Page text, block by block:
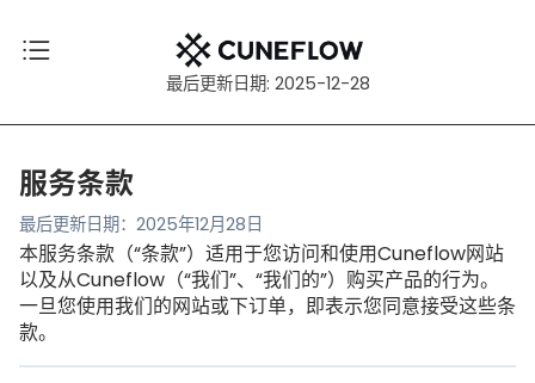
最后更新日期: 2025-12-28
服务条款
最后更新日期：2025年12月28日
本服务条款（“条款”）适用于您访问和使用Cuneflow网站
以及从Cuneflow（“我们”、“我们的”）购买产品的行为。
一旦您使用我们的网站或下订单，即表示您同意接受这些条
款。